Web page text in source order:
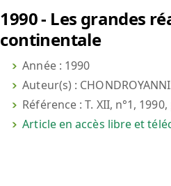
1990 - Les grandes
continentale
Année : 1990
Auteur(s) :
Référence : T. XII, n°1,
Article en accès libre et